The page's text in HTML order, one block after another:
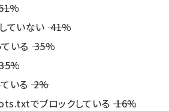
いない ―― 41%
る ―― 35%
る ―― 2%
でブロックしている ―― 16%